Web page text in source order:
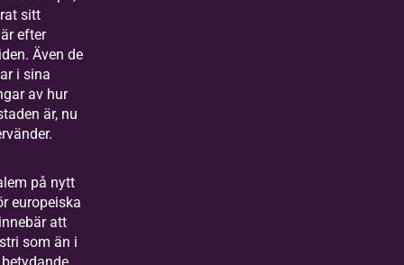
sitt
efter
Även de
i sina
av hur
är, nu
på nytt
europeiska
att
som än i